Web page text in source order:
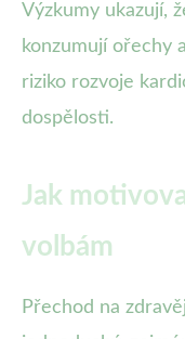
Výzkumy ukazují,
konzumují ořechy
riziko rozvoje
dospělosti.
Jak
volbám
Přechod na